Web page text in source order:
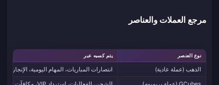
مرجع العملات والعناصر
نوع العنصر يتم كسبه عبر
الذهب (عملة عادية)
انتصارات المباريات، المهام اليومية،